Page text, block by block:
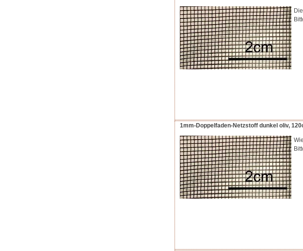
1mm-Doppelfaden-Netzstoff dunkel oliv,